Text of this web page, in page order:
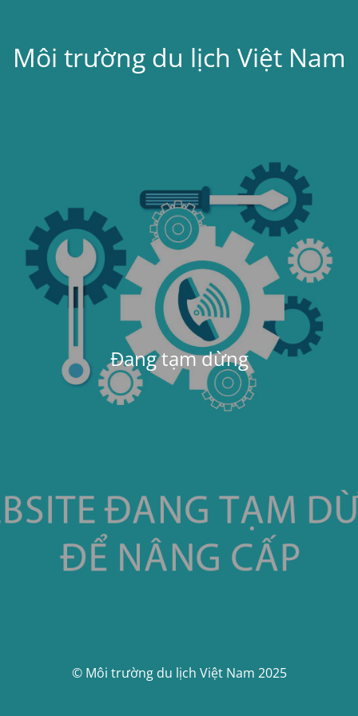
Môi trường du lịch Việt Nam
Đang tạm dừng
© Môi trường du lịch Việt Nam 2025